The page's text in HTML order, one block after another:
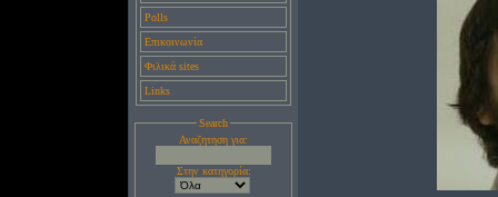
Polls
Επικοινωνία
Φιλικά sites
Links
Search
Αναζητηση για:
Στην κατηγορία: